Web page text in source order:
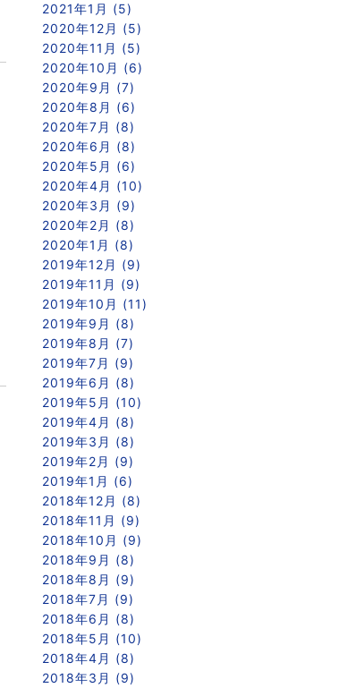
2021年1月 (5)
2020年12月 (5)
2020年11月 (5)
2020年10月 (6)
2020年9月 (7)
2020年8月 (6)
2020年7月 (8)
2020年6月 (8)
2020年5月 (6)
2020年4月 (10)
2020年3月 (9)
2020年2月 (8)
2020年1月 (8)
2019年12月 (9)
2019年11月 (9)
2019年10月 (11)
2019年9月 (8)
2019年8月 (7)
2019年7月 (9)
2019年6月 (8)
2019年5月 (10)
2019年4月 (8)
2019年3月 (8)
2019年2月 (9)
2019年1月 (6)
2018年12月 (8)
2018年11月 (9)
2018年10月 (9)
2018年9月 (8)
2018年8月 (9)
2018年7月 (9)
2018年6月 (8)
2018年5月 (10)
2018年4月 (8)
2018年3月 (9)